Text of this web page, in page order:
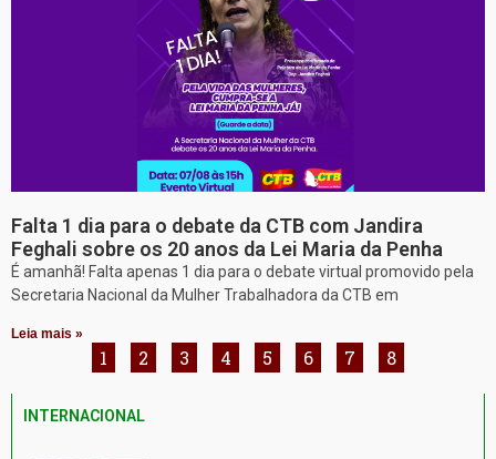
Falta 1 dia para o debate da CTB com Jandira
Feghali sobre os 20 anos da Lei Maria da Penha
É amanhã! Falta apenas 1 dia para o debate virtual promovido pela
Secretaria Nacional da Mulher Trabalhadora da CTB em
Leia mais »
1 2 3 4 5 6 7 8
INTERNACIONAL